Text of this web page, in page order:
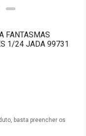
FANTASMAS
1/24 JADA 99731
basta preencher os